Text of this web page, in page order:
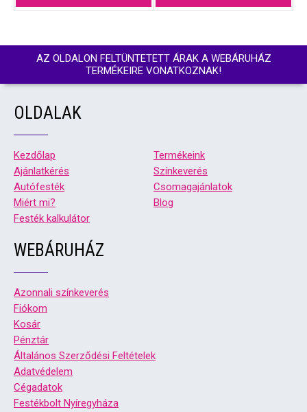
AZ OLDALON FELTÜNTETETT ÁRAK A WEBÁRUHÁZ
TERMÉKEIRE VONATKOZNAK!
OLDALAK
Kezdőlap
Termékeink
Ajánlatkérés
Színkeverés
Autófesték
Csomagajánlatok
Miért mi?
Blog
Festék kalkulátor
WEBÁRUHÁZ
Azonnali színkeverés
Fiókom
Kosár
Pénztár
Általános Szerződési Feltételek
Adatvédelem
Cégadatok
Festékbolt Nyíregyháza